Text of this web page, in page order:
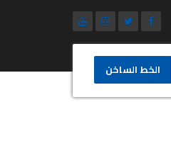
الخط الساخن